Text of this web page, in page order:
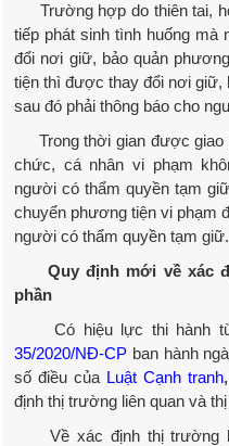
Trường hợp do thiên tai,
tiếp phát sinh tình huống mà
đổi nơi giữ, bảo quản
tiện thì được thay đổi nơi giữ,
sau đó phải thông báo cho
Trong thời gian được
chức, cá nhân vi phạm
người có thẩm quyền tạm
chuyển phương tiện vi phạm
người có thẩm quyền tạm giữ.
Quy định mới về xác
phần
Có hiệu lực thi hành
35/2020/NĐ-CP ban hành
số điều của Luật Cạnh tranh,
định thị trường liên quan và thị
Về xác định thị trường